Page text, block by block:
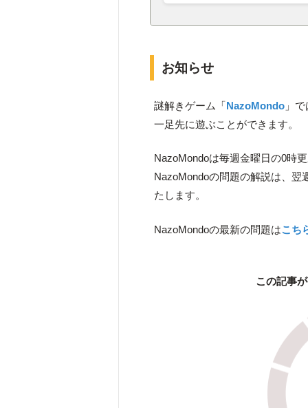
お知らせ
謎解きゲーム「NazoMondo 」
一足先に遊ぶことができます。
NazoMondoは毎週金曜日の0時
NazoMondoの問題の解説は、翌
たします。
NazoMondoの最新の問題はこち
この記事